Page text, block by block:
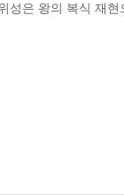
성은 왕의 복식 재